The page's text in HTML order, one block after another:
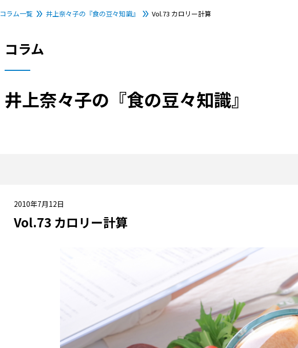
コラム一覧 井上奈々子の『食の豆々知識』 Vol.73 カロリー計算
コラム
井上奈々子の『食の豆々知識』
2010年7月12日
Vol.73 カロリー計算